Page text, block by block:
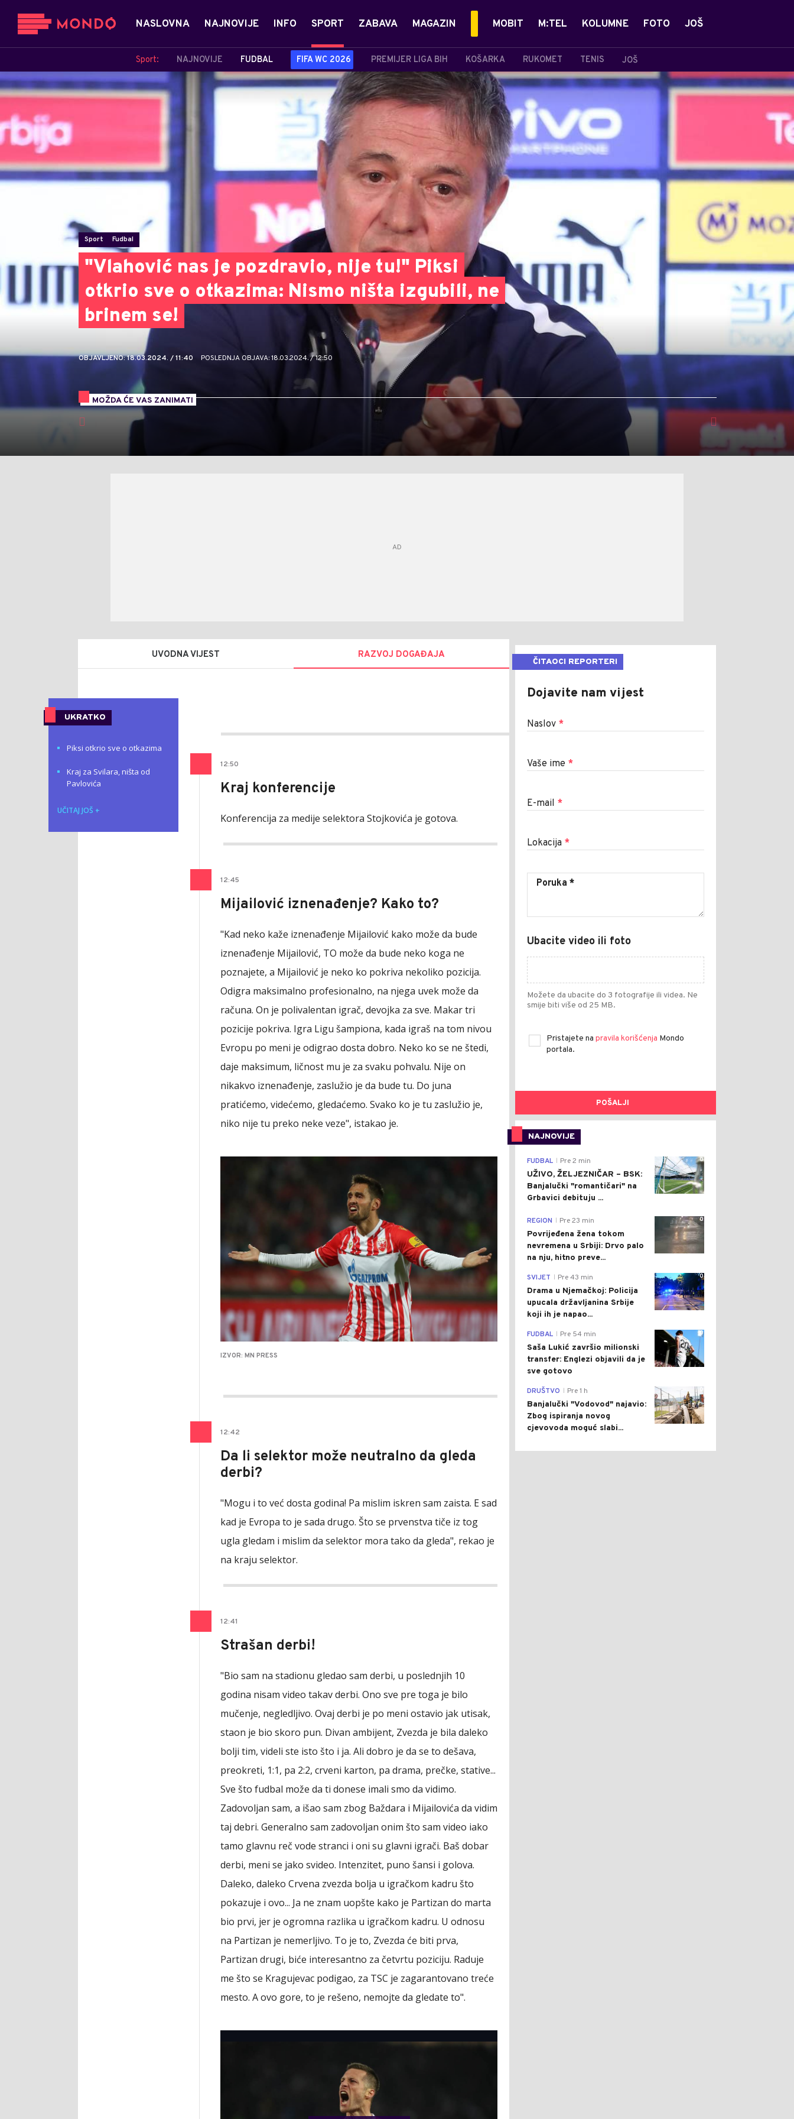
NASLOVNA NAJNOVIJE INFO SPORT
Sport: NAJNOVIJE FUDBAL FIFA WC 2026 PREMIJER LIGA BIH KOŠARKA RUKOMET TENIS JOŠ
ZABAVA MAGAZIN MOBIT M:TEL KOLUMNE FOTO JOŠ
Sport Fudbal
"Vlahović nas je pozdravio, nije tu!" Piksi
otkrio sve o otkazima: Nismo ništa izgubili, ne
brinem se!
OBJAVLJENO: 18.03.2024. / 11:40 POSLEDNJA OBJAVA: 18.03.2024. / 12:50
MOŽDA ĆE VAS ZANIMATI
UVODNA VIJEST RAZVOJ DOGAĐAJA
12:50
Kraj konferencije
Konferencija za medije selektora Stojkovića je gotova.
12:45
Mijailović iznenađenje? Kako to?
"Kad neko kaže iznenađenje Mijailović kako može da bude
iznenađenje Mijailović, TO može da bude neko koga ne
poznajete, a Mijailović je neko ko pokriva nekoliko pozicija.
Odigra maksimalno profesionalno, na njega uvek može da
računa. On je polivalentan igrač, devojka za sve. Makar tri
pozicije pokriva. Igra Ligu šampiona, kada igraš na tom nivou
Evropu po meni je odigrao dosta dobro. Neko ko se ne štedi,
daje maksimum, ličnost mu je za svaku pohvalu. Nije on
nikakvo iznenađenje, zaslužio je da bude tu. Do juna
pratićemo, videćemo, gledaćemo. Svako ko je tu zaslužio je,
niko nije tu preko neke veze", istakao je.
IZVOR: MN PRESS
12:42
Da li selektor može neutralno da gleda
derbi?
"Mogu i to već dosta godina! Pa mislim iskren sam zaista. E sad
kad je Evropa to je sada drugo. Što se prvenstva tiče iz tog
ugla gledam i mislim da selektor mora tako da gleda", rekao je
na kraju selektor.
12:41
Strašan derbi!
"Bio sam na stadionu gledao sam derbi, u poslednjih 10
godina nisam video takav derbi. Ono sve pre toga je bilo
mučenje, negledljivo. Ovaj derbi je po meni ostavio jak utisak,
staon je bio skoro pun. Divan ambijent, Zvezda je bila daleko
bolji tim, videli ste isto što i ja. Ali dobro je da se to dešava,
preokreti, 1:1, pa 2:2, crveni karton, pa drama, prečke, stative...
Sve što fudbal može da ti donese imali smo da vidimo.
Zadovoljan sam, a išao sam zbog Baždara i Mijailovića da vidim
taj debri. Generalno sam zadovoljan onim što sam video iako
tamo glavnu reč vode stranci i oni su glavni igrači. Baš dobar
derbi, meni se jako svideo. Intenzitet, puno šansi i golova.
Daleko, daleko Crvena zvezda bolja u igračkom kadru što
pokazuje i ovo... Ja ne znam uopšte kako je Partizan do marta
bio prvi, jer je ogromna razlika u igračkom kadru. U odnosu
na Partizan je nemerljivo. To je to, Zvezda će biti prva,
Partizan drugi, biće interesantno za četvrtu poziciju. Raduje
me što se Kragujevac podigao, za TSC je zagarantovano treće
mesto. A ovo gore, to je rešeno, nemojte da gledate to".
UKRATKO
Piksi otkrio sve o otkazima
Kraj za Svilara, ništa od
Pavlovića
UČITAJ JOŠ +
ČITAOCI REPORTERI
Dojavite nam vijest
Naslov *
Vaše ime *
E-mail *
Lokacija *
Ubacite video ili foto
Možete da ubacite do 3 fotografije ili videa. Ne
smije biti više od 25 MB.
Pristajete na pravila korišćenja Mondo
portala.
POŠALJI
NAJNOVIJE
0
FUDBAL Pre 2 min
UŽIVO, ŽELJEZNIČAR – BSK:
Banjalučki "romantičari" na
Grbavici debituju ...
0
REGION Pre 23 min
Povrijeđena žena tokom
nevremena u Srbiji: Drvo palo
na nju, hitno preve...
0
SVIJET Pre 43 min
Drama u Njemačkoj: Policija
upucala državljanina Srbije
koji ih je napao...
0
FUDBAL Pre 54 min
Saša Lukić završio milionski
transfer: Englezi objavili da je
sve gotovo
0
DRUŠTVO Pre 1 h
Banjalučki "Vodovod" najavio:
Zbog ispiranja novog
cjevovoda moguć slabi...